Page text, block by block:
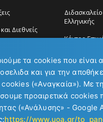
Διεθνείς
Ελληνικής
Κέντρο
Copyright © 2026
Εθνικό και Καποδιστριακό
τα cookies που είναι
και για την
cookies («Αναγκαία»). Με
προαιρετικά cookies
(«Ανάλυσης» - Google
https://www.uoa.gr/